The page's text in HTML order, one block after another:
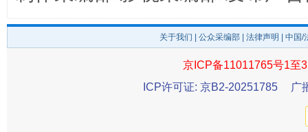
关于我们 公众采编部 法律声明 | 中国
京ICP备11011765号1至
ICP许可证: 京B2-20251785
广